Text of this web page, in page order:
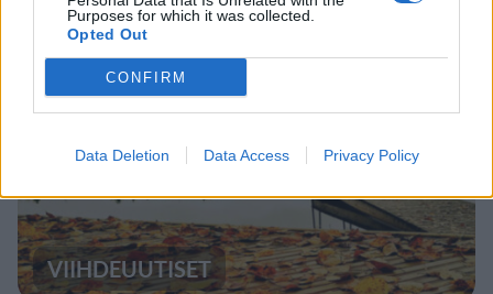
Purposes for which it was collected.
Opted Out
CONFIRM
Data Deletion Data Access Privacy Policy
2
VIIHDEUUTISET